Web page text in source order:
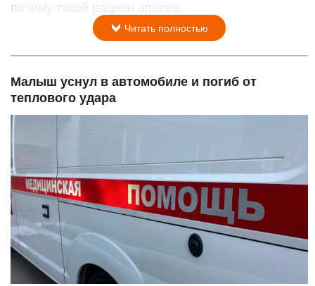
почему такой рацион опасен.
Читать полностью
Малыш уснул в автомобиле и погиб от
теплового удара